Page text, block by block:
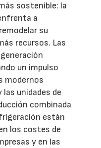
sostenible: la
a
su
recursos. Las
un impulso
modernos
unidades de
combinada
están
los costes de
y en las